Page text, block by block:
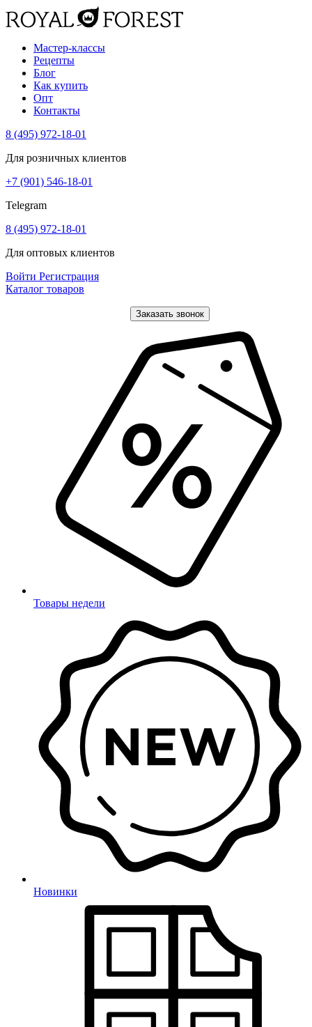
Мастер-классы
Рецепты
Блог
Как купить
Опт
Контакты
8 (495) 972-18-01
Для розничных клиентов
+7 (901) 546-18-01
Telegram
8 (495) 972-18-01
Для оптовых клиентов
Войти Регистрация
Каталог товаров
Заказать звонок
Товары недели
Новинки